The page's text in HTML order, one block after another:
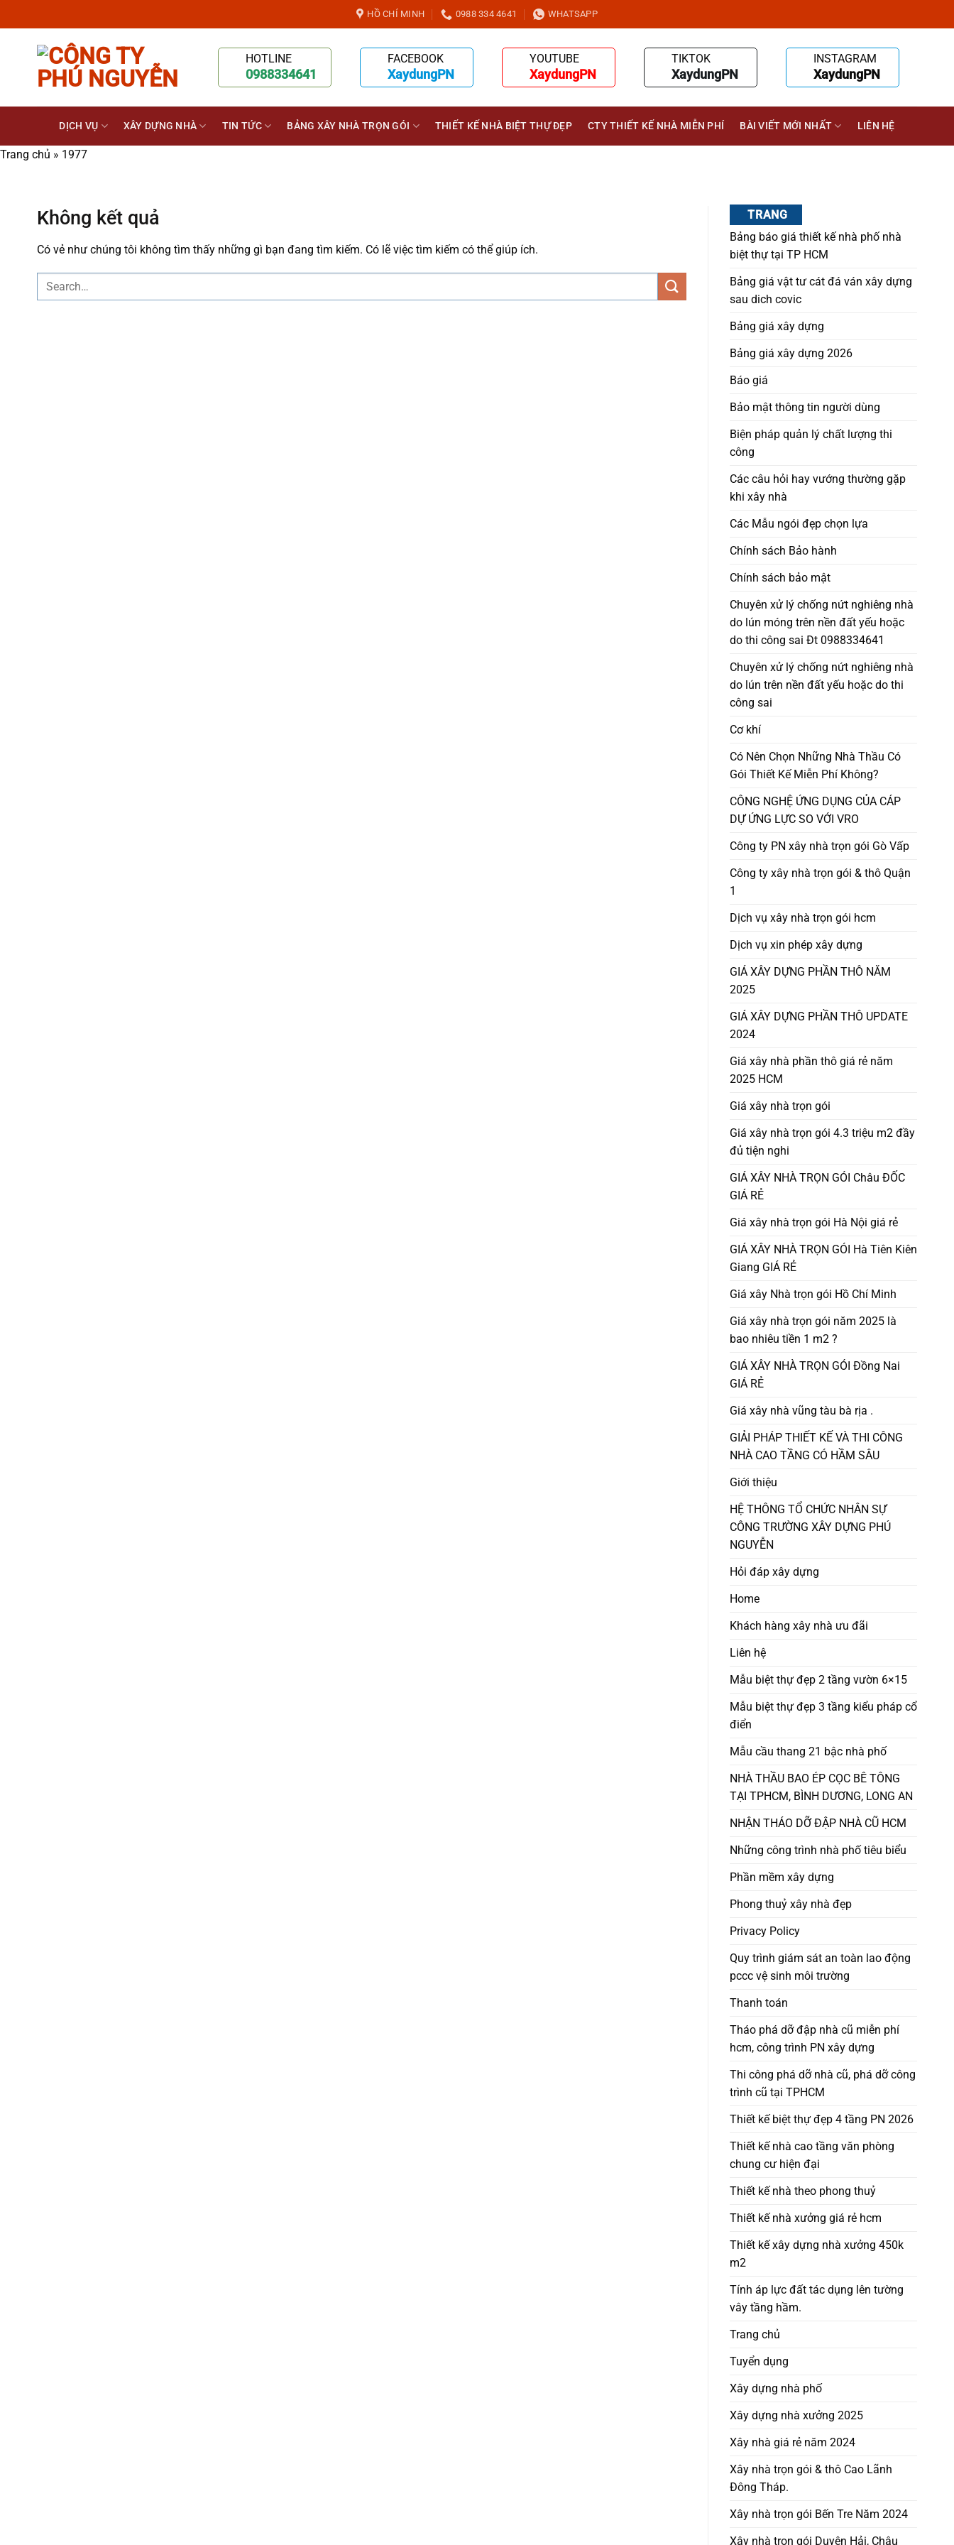
đến
HỒ CHÍ MINH 0988 334 4641 WHATSAPP
HOTLINE
0988334641
FACEBOOK
XaydungPN
YOUTUBE
XaydungPN
TIKTOK
XaydungPN
INSTAGRAM
XaydungPN
DỊCH VỤ XÂY DỰNG NHÀ TIN TỨC BẢNG XÂY NHÀ TRỌN GÓI THIẾT KẾ NHÀ BIỆT THỰ ĐẸP CTY THIẾT KẾ NHÀ MIỄN PHÍ BÀI VIẾT MỚI NHẤT LIÊN HỆ
Trang chủ » 1977
Không kết quả
Có vẻ như chúng tôi không tìm thấy những gì bạn đang tìm kiếm. Có lẽ việc tìm kiếm có thể giúp ích.
TRANG
Bảng báo giá thiết kế nhà phố nhà
biệt thự tại TP HCM
Bảng giá vật tư cát đá ván xây dựng
sau dich covic
Bảng giá xây dựng
Bảng giá xây dựng 2026
Báo giá
Bảo mật thông tin người dùng
Biện pháp quản lý chất lượng thi
công
Các câu hỏi hay vướng thường gặp
khi xây nhà
Các Mẫu ngói đẹp chọn lựa
Chính sách Bảo hành
Chính sách bảo mật
Chuyên xử lý chống nứt nghiêng nhà
do lún móng trên nền đất yếu hoặc
do thi công sai Đt 0988334641
Chuyên xử lý chống nứt nghiêng nhà
do lún trên nền đất yếu hoặc do thi
công sai
Cơ khí
Có Nên Chọn Những Nhà Thầu Có
Gói Thiết Kế Miễn Phí Không?
CÔNG NGHỆ ỨNG DỤNG CỦA CÁP
DỰ ỨNG LỰC SO VỚI VRO
Công ty PN xây nhà trọn gói Gò Vấp
Công ty xây nhà trọn gói & thô Quận
1
Dịch vụ xây nhà trọn gói hcm
Dịch vụ xin phép xây dựng
GIÁ XÂY DỰNG PHẦN THÔ NĂM
2025
GIÁ XÂY DỰNG PHẦN THÔ UPDATE
2024
Giá xây nhà phần thô giá rẻ năm
2025 HCM
Giá xây nhà trọn gói
Giá xây nhà trọn gói 4.3 triệu m2 đầy
đủ tiện nghi
GIÁ XÂY NHÀ TRỌN GÓI Châu ĐỐC
GIÁ RẺ
Giá xây nhà trọn gói Hà Nội giá rẻ
GIÁ XÂY NHÀ TRỌN GÓI Hà Tiên Kiên
Giang GIÁ RẺ
Giá xây Nhà trọn gói Hồ Chí Minh
Giá xây nhà trọn gói năm 2025 là
bao nhiêu tiền 1 m2 ?
GIÁ XÂY NHÀ TRỌN GÓI Đồng Nai
GIÁ RẺ
Giá xây nhà vũng tàu bà rịa .
GIẢI PHÁP THIẾT KẾ VÀ THI CÔNG
NHÀ CAO TẦNG CÓ HẦM SÂU
Giới thiệu
HỆ THÔNG TỔ CHỨC NHÂN SỰ
CÔNG TRƯỜNG XÂY DỰNG PHÚ
NGUYỄN
Hỏi đáp xây dựng
Home
Khách hàng xây nhà ưu đãi
Liên hệ
Mẫu biệt thự đẹp 2 tầng vườn 6×15
Mẫu biệt thự đẹp 3 tầng kiểu pháp cổ
điển
Mẫu cầu thang 21 bậc nhà phố
NHÀ THẦU BAO ÉP CỌC BÊ TÔNG
TẠI TPHCM, BÌNH DƯƠNG, LONG AN
NHẬN THÁO DỠ ĐẬP NHÀ CŨ HCM
Những công trình nhà phố tiêu biểu
Phần mềm xây dựng
Phong thuỷ xây nhà đẹp
Privacy Policy
Quy trình giám sát an toàn lao động
pccc vệ sinh môi trường
Thanh toán
Tháo phá dỡ đập nhà cũ miễn phí
hcm, công trình PN xây dựng
Thi công phá dỡ nhà cũ, phá dỡ công
trình cũ tại TPHCM
Thiết kế biệt thự đẹp 4 tầng PN 2026
Thiết kế nhà cao tầng văn phòng
chung cư hiện đại
Thiết kế nhà theo phong thuỷ
Thiết kế nhà xưởng giá rẻ hcm
Thiết kế xây dựng nhà xưởng 450k
m2
Tính áp lực đất tác dụng lên tường
vây tầng hầm.
Trang chủ
Tuyển dụng
Xây dựng nhà phố
Xây dựng nhà xưởng 2025
Xây nhà giá rẻ năm 2024
Xây nhà trọn gói & thô Cao Lãnh
Đông Tháp.
Xây nhà trọn gói Bến Tre Năm 2024
Xây nhà trọn gói Duyên Hải, Châu